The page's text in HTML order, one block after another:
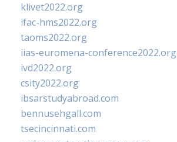
klivet2022.org
ifac-hms2022.org
taoms2022.org
iias-euromena-conference2022.org
ivd2022.org
csity2022.org
ibsarstudyabroad.com
bennusehgall.com
tsecincinnati.com